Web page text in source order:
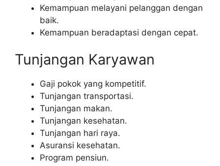
Kemampuan melayani pelanggan dengan
baik.
Kemampuan beradaptasi dengan cepat.
Tunjangan Karyawan
Gaji pokok yang kompetitif.
Tunjangan transportasi.
Tunjangan makan.
Tunjangan kesehatan.
Tunjangan hari raya.
Asuransi kesehatan.
Program pensiun.